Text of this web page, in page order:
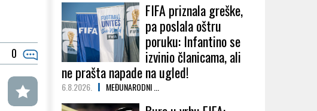
0
FIFA priznala greške,
pa poslala oštru
poruku: Infantino se
izvinio članicama, ali
ne prašta napade na ugled!
6.8.2026. MEĐUNARODNI ...